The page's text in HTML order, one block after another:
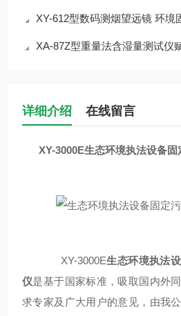
XY-612型数码测烟望远镜 环境固
XA-87Z型重量法含湿量测试仪赋能
详细介绍 在线留言
XY-3000E生态环境执法设备
XY-3000E生态环境执法
仪是基于国家标准，吸取国内外
求专家及广大用户的意见，由我